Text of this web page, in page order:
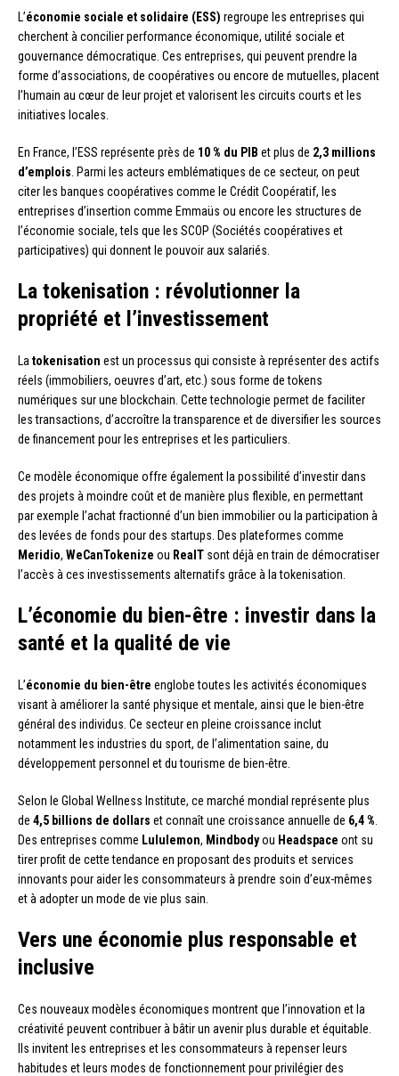
L’économie sociale et solidaire (ESS) regroupe les entreprises qui
cherchent à concilier performance économique, utilité sociale et
gouvernance démocratique. Ces entreprises, qui peuvent prendre la
forme d’associations, de coopératives ou encore de mutuelles, placent
l’humain au cœur de leur projet et valorisent les circuits courts et les
initiatives locales.
En France, l’ESS représente près de 10 % du PIB et plus de 2,3 millions
d’emplois. Parmi les acteurs emblématiques de ce secteur, on peut
citer les banques coopératives comme le Crédit Coopératif, les
entreprises d’insertion comme Emmaüs ou encore les structures de
l’économie sociale, tels que les SCOP (Sociétés coopératives et
participatives) qui donnent le pouvoir aux salariés.
La tokenisation : révolutionner la
propriété et l’investissement
Latokenisation est un processus qui consiste à représenter des actifs
réels (immobiliers, oeuvres d’art, etc.) sous forme de tokens
numériques sur une blockchain. Cette technologie permet de faciliter
les transactions, d’accroître la transparence et de diversifier les sources
de financement pour les entreprises et les particuliers.
Ce modèle économique offre également la possibilité d’investir dans
des projets à moindre coût et de manière plus flexible, en permettant
par exemple l’achat fractionné d’un bien immobilier ou la participation à
des levées de fonds pour des startups. Des plateformes comme
Meridio, WeCanTokenize ou RealT sont déjà en train de démocratiser
l’accès à ces investissements alternatifs grâce à la tokenisation.
L’économie du bien-être : investir dans la
santé et la qualité de vie
L’économie du bien-être englobe toutes les activités économiques
visant à améliorer la santé physique et mentale, ainsi que le bien-être
général des individus. Ce secteur en pleine croissance inclut
notamment les industries du sport, de l’alimentation saine, du
développement personnel et du tourisme de bien-être.
Selon le Global Wellness Institute, ce marché mondial représente plus
de 4,5 billions de dollars et connaît une croissance annuelle de 6,4 %.
Des entreprises comme Lululemon, Mindbodyou Headspace ont su
tirer profit de cette tendance en proposant des produits et services
innovants pour aider les consommateurs à prendre soin d’eux-mêmes
et à adopter un mode de vie plus sain.
Vers une économie plus responsable et
inclusive
Ces nouveaux modèles économiques montrent que l’innovation et la
créativité peuvent contribuer à bâtir un avenir plus durable et équitable.
Ils invitent les entreprises et les consommateurs à repenser leurs
habitudes et leurs modes de fonctionnement pour privilégier des